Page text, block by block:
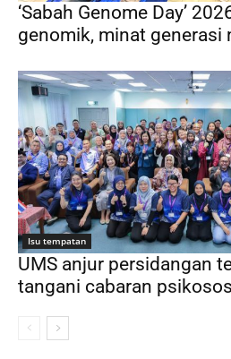
‘Sabah Genome Day’
genomik, minat generasi
Isu tempatan
UMS anjur persidangan
tangani cabaran